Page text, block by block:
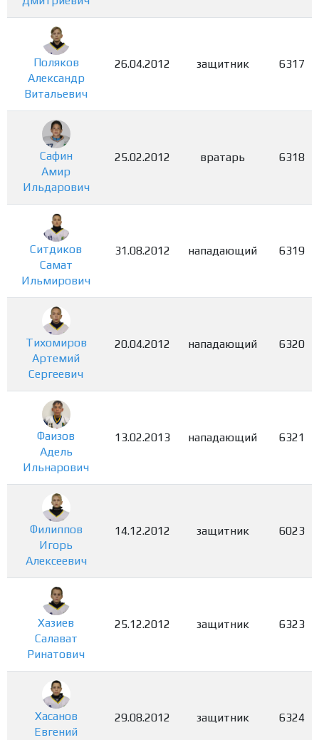
Поляков
Александр
Витальевич
26.04.2012 защитник 6317
Сафин
Амир
Ильдарович
25.02.2012 вратарь 6318
Ситдиков
Самат
Ильмирович
31.08.2012 нападающий 6319
Тихомиров
Артемий
Сергеевич
20.04.2012 нападающий 6320
Фаизов
Адель
Ильнарович
13.02.2013 нападающий 6321
Филиппов
Игорь
Алексеевич
14.12.2012 защитник 6023
Хазиев
Салават
Ринатович
25.12.2012 защитник 6323
Хасанов
Евгений
29.08.2012 защитник 6324